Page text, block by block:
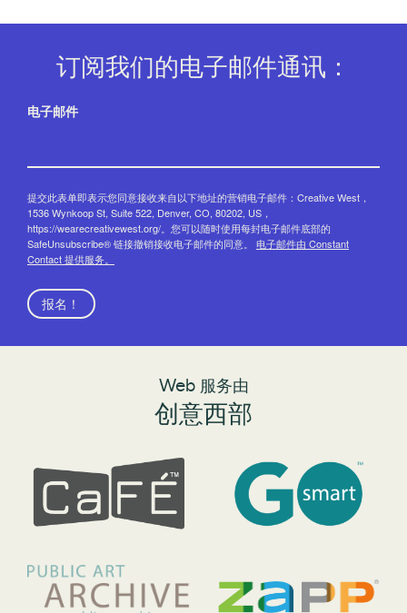
订阅我们的电子邮件通讯：
电子邮件
提交此表单即表示您同意接收来自以下地址的营销电子邮件：Creative West，
1536 Wynkoop St, Suite 522, Denver, CO, 80202, US，
https://wearecreativewest.org/。您可以随时使用每封电子邮件底部的
SafeUnsubscribe® 链接撤销接收电子邮件的同意。 电子邮件由 Constant
Contact 提供服务。
报名！
Web 服务由
创意西部